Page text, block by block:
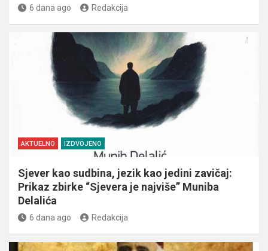
6 dana ago Redakcija
AKTUELNO IZDVOJENO
Sjever kao sudbina, jezik kao jedini zavičaj:
Prikaz zbirke “Sjevera je najviše” Muniba
Delalića
6 dana ago Redakcija